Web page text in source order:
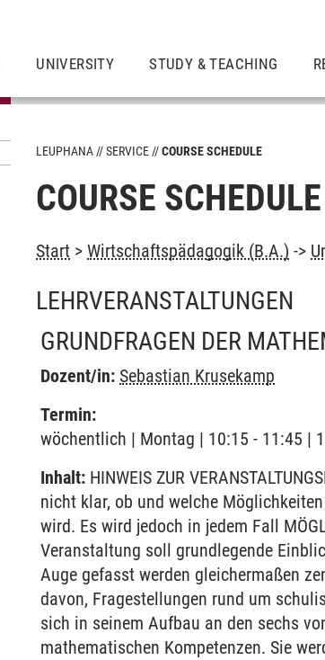
UNIVERSITY STUDY & TEACHING
LEUPHANA SERVICE COURSE SCHEDULE
COURSE SCHEDULE
Start >Wirtschaftspädagogik (B.A.) ->
LEHRVERANSTALTUNGEN
GRUNDFRAGEN DER
Dozent/in: Sebastian Krusekamp
Termin:
wöchentlich | Montag | 10:15 - 11:45 |
Inhalt: HINWEIS ZUR
nicht klar, ob und welche
wird. Es wird jedoch in jedem Fall
Veranstaltung soll grundlegende
Auge gefasst werden gleichermaßen
davon, Fragestellungen rund um
sich in seinem Aufbau an den sechs
mathematischen Kompetenzen. Sie